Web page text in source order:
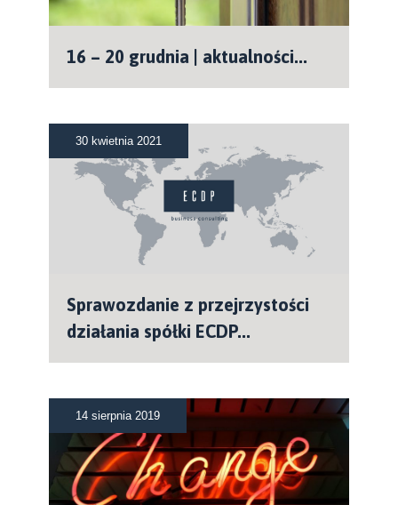
16 – 20 grudnia | aktualności...
30 kwietnia 2021
Sprawozdanie z przejrzystości
działania spółki ECDP...
14 sierpnia 2019